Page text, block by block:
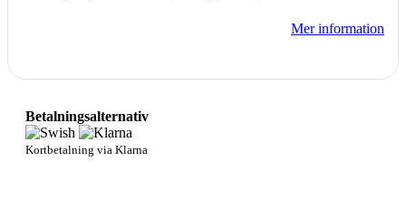
Mer information
Betalningsalternativ
Kortbetalning via Klarna